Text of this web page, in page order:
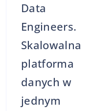
Data
Engineers.
Skalowalna
platforma
danych w
jednym